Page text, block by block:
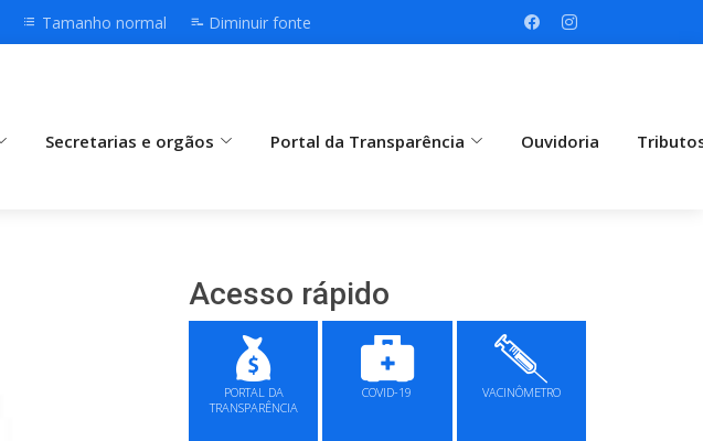
Tamanho normal Diminuir fonte
Secretarias e orgãos Portal da Transparência Ouvidoria
Acesso rápido
PORTAL DA
TRANSPARÊNCIA
COVID-19 VACINÔMETRO